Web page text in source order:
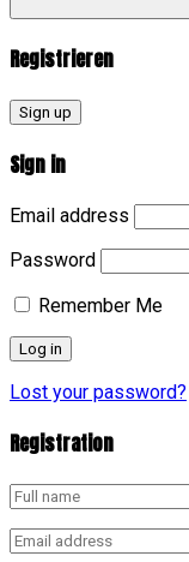
Registrieren
Sign up
Sign in
Email address
Password
Remember Me
Lost your password?
Registration